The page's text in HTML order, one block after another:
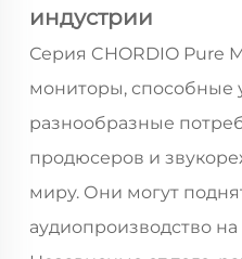
индустрии
Серия CHORDIO Pure
мониторы, способные
разнообразные
продюсеров и
миру. Они могут
аудиопроизводство